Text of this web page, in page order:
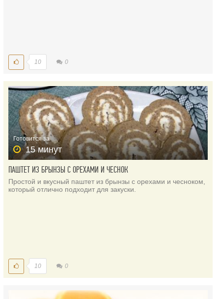
10 0
Готовится за
15 минут
ПАШТЕТ ИЗ БРЫНЗЫ С ОРЕХАМИ И ЧЕСНОК
Простой и вкусный паштет из брынзы с орехами и чесноком,
который отлично подходит для закуски.
10 0